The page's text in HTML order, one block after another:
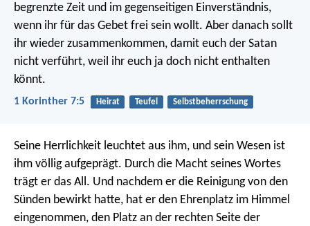
begrenzte Zeit und im gegenseitigen Einverständnis,
wenn ihr für das Gebet frei sein wollt. Aber danach sollt
ihr wieder zusammenkommen, damit euch der Satan
nicht verführt, weil ihr euch ja doch nicht enthalten
könnt.
1 Korinther 7:5 Heirat Teufel Selbstbeherrschung
Seine Herrlichkeit leuchtet aus ihm, und sein Wesen ist
ihm völlig aufgeprägt. Durch die Macht seines Wortes
trägt er das All. Und nachdem er die Reinigung von den
Sünden bewirkt hatte, hat er den Ehrenplatz im Himmel
eingenommen, den Platz an der rechten Seite der